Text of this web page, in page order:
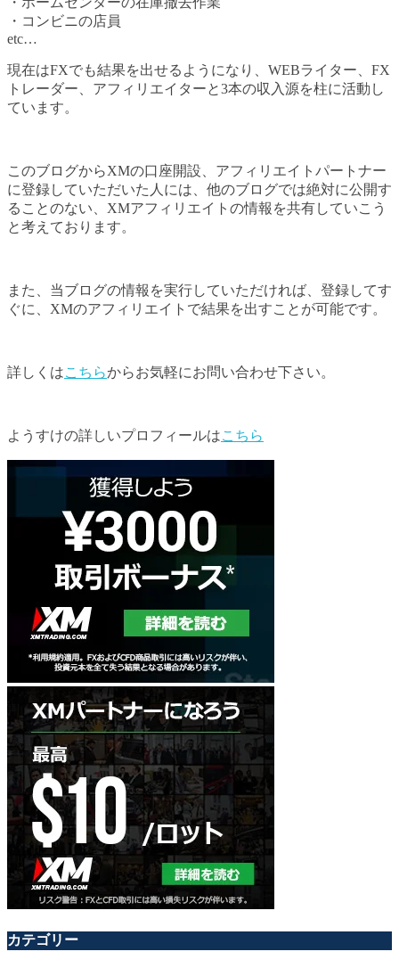
・コンビニの店員
etc…
現在はFXでも結果を出せるようになり、WEBライター、FX
トレーダー、アフィリエイターと3本の収入源を柱に活動し
ています。
このブログからXMの口座開設、アフィリエイトパートナー
に登録していただいた人には、他のブログでは絶対に公開す
ることのない、XMアフィリエイトの情報を共有していこう
と考えております。
また、当ブログの情報を実行していただければ、登録してす
ぐに、XMのアフィリエイトで結果を出すことが可能です。
詳しくはこちらからお気軽にお問い合わせ下さい。
ようすけの詳しいプロフィールはこちら
カテゴリー